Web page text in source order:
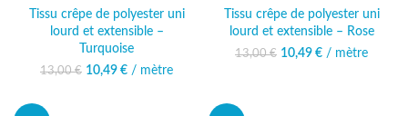
Tissu crêpe de polyester uni
lourd et extensible –
Turquoise
13,00€
Le prix initial était :
10,49 €
Le prix
/ mètre
Tissu crêpe de polyester uni
lourd et extensible – Rose
13,00€
Le prix initial était :
10,49 €
Le prix
/ mètre